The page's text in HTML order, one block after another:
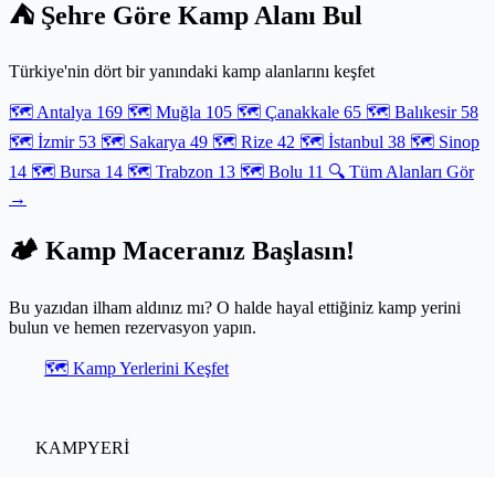
yamaçlarına kadar her rotada güvenle uygulayabileceğiniz bu
yöntemler, kamp ocağınızdan yükselen o isli ve iştah açıcı kokuların
rehberde, mutfağımızı sırtımıza alıp özgürlüğün tadını çıkarıyoruz.
⛺ Şehre Göre Kamp Alanı Bul
Türkiye'nin dört bir yanındaki kamp alanlarını keşfet
🗺️ Antalya 169 🗺️ Muğla 105 🗺️ Çanakkale 65 🗺️ Balıkesir 58
🗺️ İzmir 53 🗺️ Sakarya 49 🗺️ Rize 42 🗺️ İstanbul 38 🗺️ Sinop
14 🗺️ Bursa 14 🗺️ Trabzon 13 🗺️ Bolu 11 🔍 Tüm Alanları Gör
→
🏕️ Kamp Maceranız Başlasın!
Bu yazıdan ilham aldınız mı? O halde hayal ettiğiniz kamp yerini
bulun ve hemen rezervasyon yapın.
🗺️ Kamp Yerlerini Keşfet
KAMPYERİ